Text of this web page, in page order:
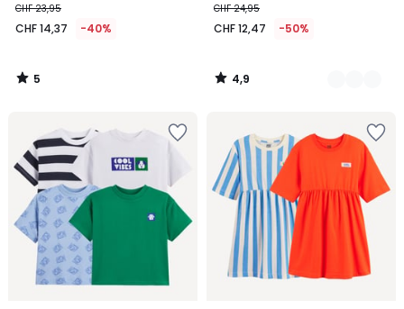
CHF 23,95
CHF 14,37 -40%
5
/
CHF 24,95
CHF 12,47 -50%
4,9
/